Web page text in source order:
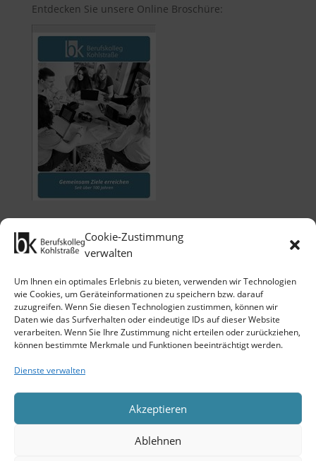
Cookie-Zustimmung
verwalten
Um Ihnen ein optimales Erlebnis zu bieten, verwenden wir Technologien
wie Cookies, um Geräteinformationen zu speichern bzw. darauf
zuzugreifen. Wenn Sie diesen Technologien zustimmen, können wir
Daten wie das Surfverhalten oder eindeutige IDs auf dieser Website
verarbeiten. Wenn Sie Ihre Zustimmung nicht erteilen oder zurückziehen,
können bestimmte Merkmale und Funktionen beeinträchtigt werden.
Dienste verwalten
Akzeptieren
Ablehnen
Entdecken Sie unsere Online Broschüre:
Klicken Sie auf 'Ich stimme zu', um
Google maps zu nutzen.
Cookie-Richtlinie